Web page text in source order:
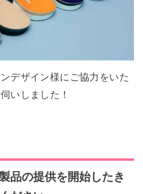
デザイン様にご協力をいた
いしました！
品の提供を開始したき